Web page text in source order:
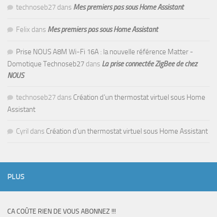
technoseb27 dans Mes premiers pas sous Home Assistant
Felix dans Mes premiers pas sous Home Assistant
Prise NOUS A8M Wi-Fi 16A : la nouvelle référence Matter -
Domotique Technoseb27 dans La prise connectée ZigBee de chez
NOUS
technoseb27 dans Création d’un thermostat virtuel sous Home
Assistant
Cyril dans Création d’un thermostat virtuel sous Home Assistant
PLUS
CA COÛTE RIEN DE VOUS ABONNEZ !!!